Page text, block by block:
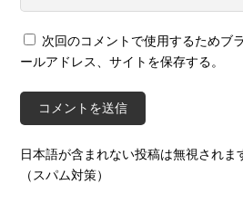
次回のコメントで使用するためブ
ールアドレス、サイトを保存する。
日本語が含まれない投稿は無視されま
（スパム対策）